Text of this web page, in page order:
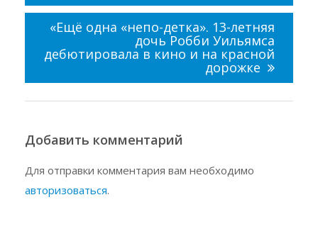
«Ещё одна «непо-детка». 13-летняя
дочь Робби Уильямса
дебютировала в кино и на красной
дорожке
Добавить комментарий
Для отправки комментария вам необходимо
авторизоваться.